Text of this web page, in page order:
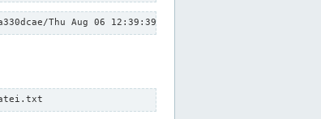
Thu Aug 06 12:39:39 CEST 2026/down.txt"